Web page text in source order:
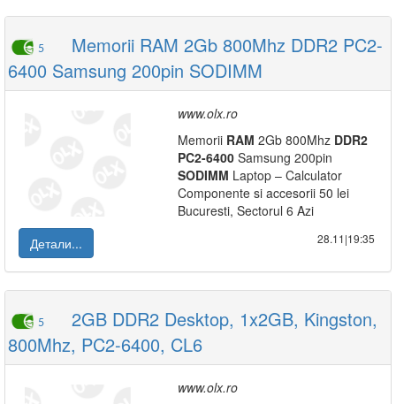
5
Memorii RAM 2Gb 800Mhz DDR2 PC2-
6400 Samsung 200pin SODIMM
www.olx.ro
Memorii RAM 2Gb 800Mhz DDR2
PC2-6400 Samsung 200pin
SODIMM Laptop – Calculator
Componente si accesorii 50 lei
Bucuresti, Sectorul 6 Azi
Детали...
28.11|19:35
5
2GB DDR2 Desktop, 1x2GB, Kingston,
800Mhz, PC2-6400, CL6
www.olx.ro